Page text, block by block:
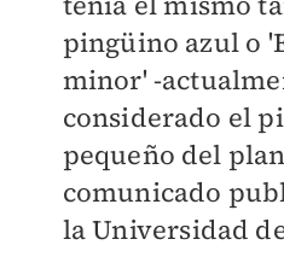
pingüino azul o
minor' -
considerado el
pequeño del
comunicado
la Universidad